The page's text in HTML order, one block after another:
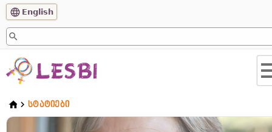
English
ᲡᲢᲐᲢᲘᲔᲑᲘ